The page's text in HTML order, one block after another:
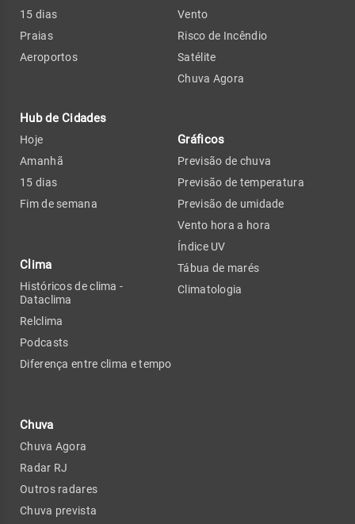
15 dias
Praias
Aeroportos
Hub de Cidades
Hoje
Amanhã
15 dias
Fim de semana
Clima
Históricos de clima -
Dataclima
Relclima
Podcasts
Diferença entre clima e tempo
Chuva
Chuva Agora
Radar RJ
Outros radares
Chuva prevista
Vento
Risco de Incêndio
Satélite
Chuva Agora
Gráficos
Previsão de chuva
Previsão de temperatura
Previsão de umidade
Vento hora a hora
Índice UV
Tábua de marés
Climatologia